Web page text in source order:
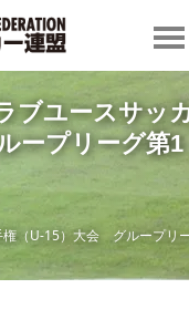
ブユースサッ
ープリーグ第1
権（U-15）大会 グループリ